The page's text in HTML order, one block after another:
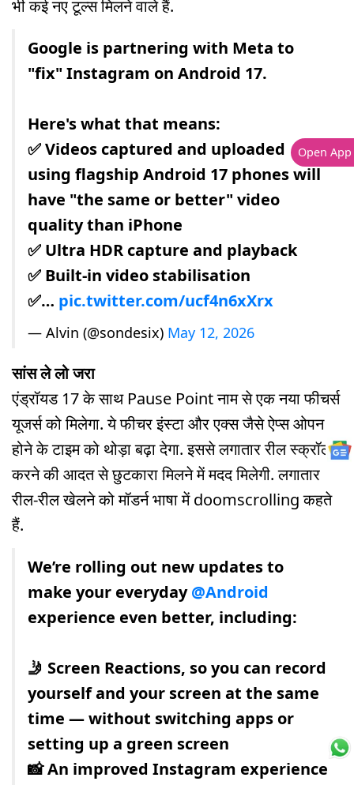
भी कई नए टूल्स मिलने वाले हैं.
Google is partnering with Meta to
"fix" Instagram on Android 17.
Here's what that means:
✅ Videos captured and uploaded
using flagship Android 17 phones will
have "the same or better" video
quality than iPhone
✅ Ultra HDR capture and playback
✅ Built-in video stabilisation
✅… pic.twitter.com/ucf4n6xXrx
— Alvin (@sondesix) May 12, 2026
सांस ले लो जरा
एंड्रॉयड 17 के साथ Pause Point नाम से एक नया फीचर्स
यूजर्स को मिलेगा. ये फीचर इंस्टा और एक्स जैसे ऐप्स ओपन
होने के टाइम को थोड़ा बढ़ा देगा. इससे लगातार रील स्क्रॉल
करने की आदत से छुटकारा मिलने में मदद मिलेगी. लगातार
रील-रील खेलने को मॉडर्न भाषा में doomscrolling कहते
हैं.
We’re rolling out new updates to
make your everyday@Android
experience even better, including:
🤳 Screen Reactions, so you can record
yourself and your screen at the same
time — without switching apps or
setting up a green screen
📸 An improved Instagram experience
Open App